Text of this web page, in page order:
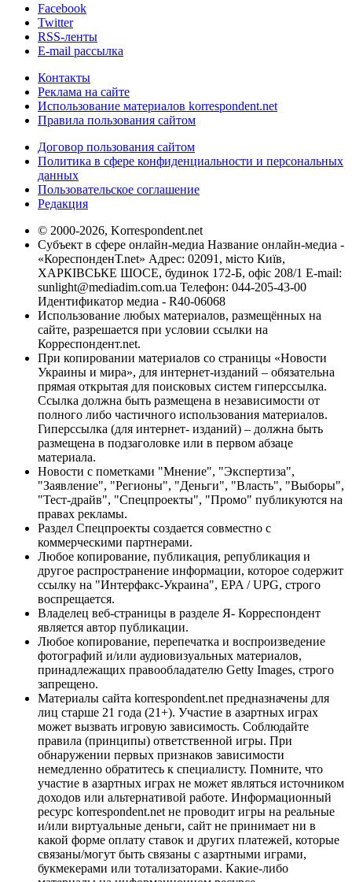
Facebook
Twitter
RSS-ленты
E-mail рассылка
Контакты
Реклама на сайте
Использование материалов korrespondent.net
Правила пользования сайтом
Договор пользования сайтом
Политика в сфере конфиденциальности и персональных
данных
Пользовательское соглашение
Редакция
© 2000-2026, Korrespondent.net
Субъект в сфере онлайн-медиа Название онлайн-медиа -
«КореспонденТ.net» Адрес: 02091, місто Київ,
ХАРКІВСЬКЕ ШОСЕ, будинок 172-Б, офіс 208/1 E-mail:
sunlight@mediadim.com.ua Телефон: 044-205-43-00
Идентификатор медиа - R40-06068
Использование любых материалов, размещённых на
сайте, разрешается при условии ссылки на
Корреспондент.net.
При копировании материалов со страницы «Новости
Украины и мира», для интернет-изданий – обязательна
прямая открытая для поисковых систем гиперссылка.
Ссылка должна быть размещена в независимости от
полного либо частичного использования материалов.
Гиперссылка (для интернет- изданий) – должна быть
размещена в подзаголовке или в первом абзаце
материала.
Новости с пометками "Мнение", "Экспертиза",
"Заявление", "Регионы", "Деньги", "Власть", "Выборы",
"Тест-драйв", "Спецпроекты", "Промо" публикуются на
правах рекламы.
Раздел Спецпроекты создается совместно с
коммерческими партнерами.
Любое копирование, публикация, републикация и
другое распространение информации, которое содержит
ссылку на "Интерфакс-Украина", EPA / UPG, строго
воспрещается.
Владелец веб-страницы в разделе Я- Корреспондент
является автор публикации.
Любое копирование, перепечатка и воспроизведение
фотографий и/или аудиовизуальных материалов,
принадлежащих правообладателю Getty Images, строго
запрещено.
Материалы сайта korrespondent.net предназначены для
лиц старше 21 года (21+). Участие в азартных играх
может вызвать игровую зависимость. Соблюдайте
правила (принципы) ответственной игры. При
обнаружении первых признаков зависимости
немедленно обратитесь к специалисту. Помните, что
участие в азартных играх не может являться источником
доходов или альтернативой работе. Информационный
ресурс korrespondent.net не проводит игры на реальные
и/или виртуальные деньги, сайт не принимает ни в
какой форме оплату ставок и других платежей, которые
связаны/могут быть связаны с азартными играми,
букмекерами или тотализаторами. Какие-либо